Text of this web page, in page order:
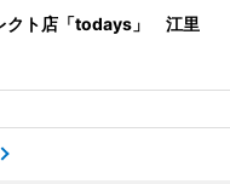
クト店「todays」 江里